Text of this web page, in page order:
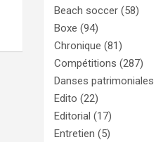
Beach soccer (58)
Boxe (94)
Chronique (81)
Compétitions (287)
Danses patrimoniales
Edito (22)
Editorial (17)
Entretien (5)